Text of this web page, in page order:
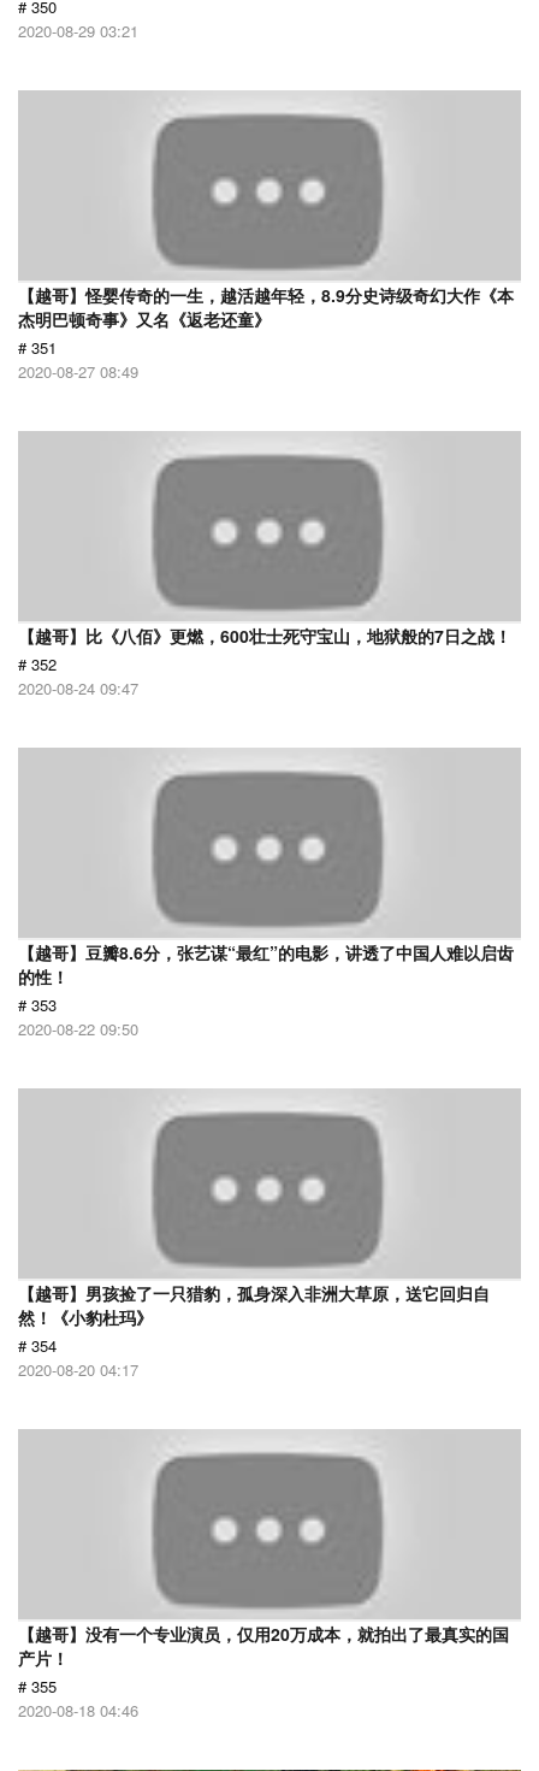
# 350
2020-08-29 03:21
【越哥】怪婴传奇的一生，越活越年轻，8.9分史诗级奇幻大作《本
杰明巴顿奇事》又名《返老还童》
# 351
2020-08-27 08:49
【越哥】比《八佰》更燃，600壮士死守宝山，地狱般的7日之战！
# 352
2020-08-24 09:47
【越哥】豆瓣8.6分，张艺谋“最红”的电影，讲透了中国人难以启齿
的性！
# 353
2020-08-22 09:50
【越哥】男孩捡了一只猎豹，孤身深入非洲大草原，送它回归自
然！《小豹杜玛》
# 354
2020-08-20 04:17
【越哥】没有一个专业演员，仅用20万成本，就拍出了最真实的国
产片！
# 355
2020-08-18 04:46